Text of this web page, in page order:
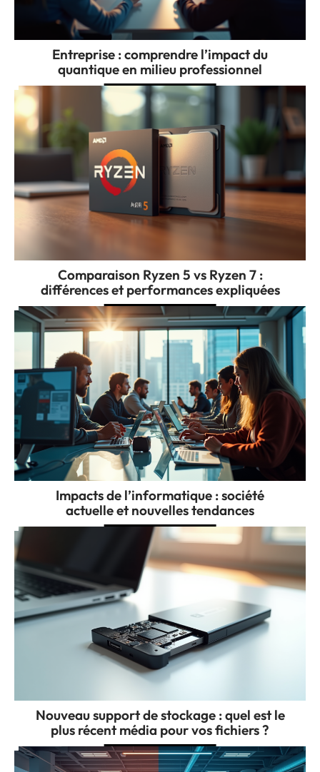
Entreprise : comprendre l’impact du
quantique en milieu professionnel
Comparaison Ryzen 5 vs Ryzen 7 :
différences et performances expliquées
Impacts de l’informatique : société
actuelle et nouvelles tendances
Nouveau support de stockage : quel est le
plus récent média pour vos fichiers ?